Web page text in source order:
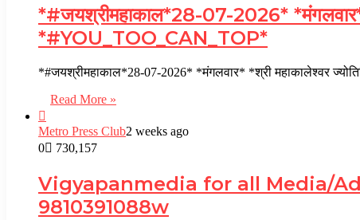
*#जयश्रीमहाकाल*28-07-2026* *मंगलवार*
*#YOU_TOO_CAN_TOP*
*#जयश्रीमहाकाल*28-07-2026* *मंगलवार* *श्री महाकालेश्वर
Read More »
Metro Press Club2 weeks ago
0
730,157
Vigyapanmedia for all Media/
9810391088w